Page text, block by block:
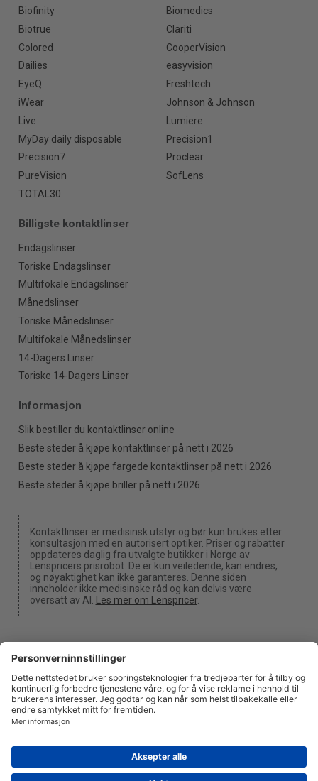
Biofinity
Biomedics
Biotrue
Clariti
Colored
CooperVision
Dailies
easyvision
EyeQ
Freshtech
iWear
Johnson & Johnson
Live
Lumiere
MyDay daily disposable
Precision1
Precision7
Proclear
PureVision
SofLens
TOTAL30
Billigste kontaktlinser
Endagslinser
Toriske Endagslinser
Multifokale Endagslinser
Månedslinser
Toriske Månedslinser
Multifokale Månedslinser
14-Dagers Linser
Toriske 14-Dagers Linser
Informasjon
Slik bestiller du kontaktlinser online
Beste steder å kjøpe kontaktlinser på nett i 2026
Beste steder å kjøpe fargede kontaktlinser på nett i 2026
Beste steder å kjøpe briller på nett i 2026
Kontaktlinser er medisinsk utstyr og bør kun brukes etter
konsultasjon med en autorisert optiker. Priser og rabatter
oppdateres daglig fra utvalgte butikker i Norge av
Lenspricers prisrobot. De er kun veiledende, kan endres,
og nøyaktighet kan ikke garanteres. Denne siden
inneholder ikke medisinske råd og kan delvis være
oversatt av AI. Les mer om Lenspricer.
Cookie-innstillinger
Vi kan motta en provisjon dersom du bruker en av våre
Om ossNyheterInformasjonPersonvernJuridisk
info@lenspricer.no